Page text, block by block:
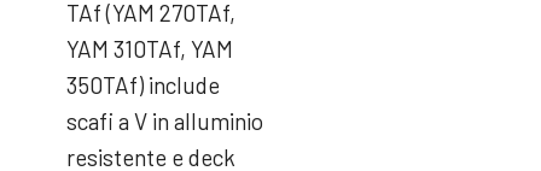
TAf (YAM 270TAf,
YAM 310TAf, YAM
350TAf) include
scafi a V in alluminio
resistente e deck